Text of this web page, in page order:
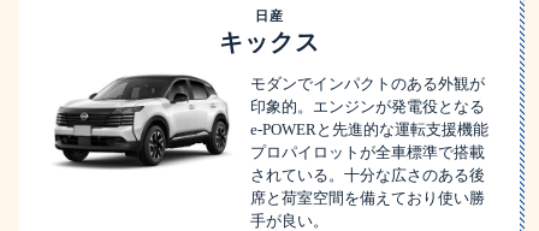
日産
キックス
モダンでインパクトのある外観が
印象的。エンジンが発電役となる
e-POWERと先進的な運転支援機能
プロパイロットが全車標準で搭載
されている。十分な広さのある後
席と荷室空間を備えており使い勝
手が良い。